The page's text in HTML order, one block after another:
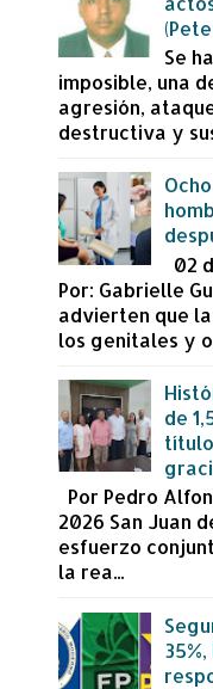
Se
imposible, una
agresión,
destructiva y
02
Por: Gabrielle
advierten que
los genitales y
de
Por Pedro
2026 San Juan
esfuerzo
la rea...
35%,